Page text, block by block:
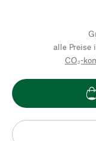
alle Preise
CO₂-